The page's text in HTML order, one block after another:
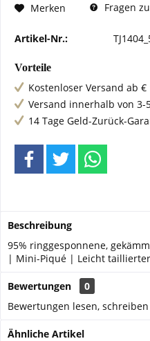
Merken Fragen
Artikel-Nr.:
Vorteile
Kostenloser Versand ab
Versand innerhalb von 3-
14 Tage Geld-Zurück-
Beschreibung
95% ringgesponnene,
| Mini-Piqué | Leicht
Bewertungen
0
Bewertungen lesen,
Ähnliche Artikel